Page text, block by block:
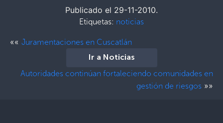
Publicado el 29-11-2010.
Etiquetas: noticias
«« Juramentaciones en Cuscatlán
Ir a Noticias
Autoridades continúan fortaleciendo comunidades en
gestión de riesgos »»